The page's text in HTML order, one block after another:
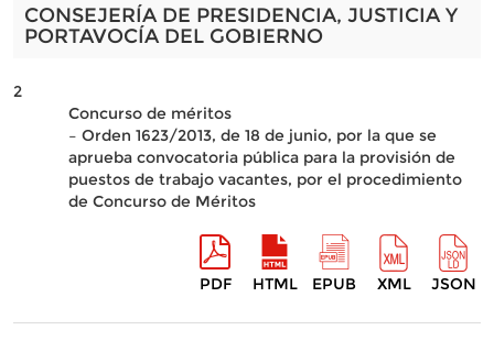
CONSEJERÍA DE PRESIDENCIA, JUSTICIA Y
PORTAVOCÍA DEL GOBIERNO
2
Concurso de méritos
– Orden 1623/2013, de 18 de junio, por la que se
aprueba convocatoria pública para la provisión de
puestos de trabajo vacantes, por el procedimiento
de Concurso de Méritos
PDF HTML EPUB XML JSON